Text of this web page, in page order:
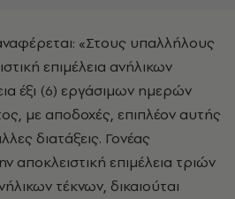
«Στους υπαλλήλους
επιμέλεια ανήλικων
έξι (6) εργάσιμων ημερών
με αποδοχές, επιπλέον αυτής
διατάξεις. Γονέας
αποκλειστική επιμέλεια τριών
τέκνων, δικαιούται